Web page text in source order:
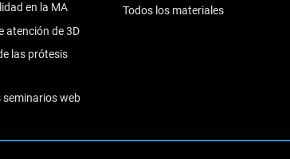
en la MA
atención de 3D
las prótesis
seminarios web
Todos los materiales